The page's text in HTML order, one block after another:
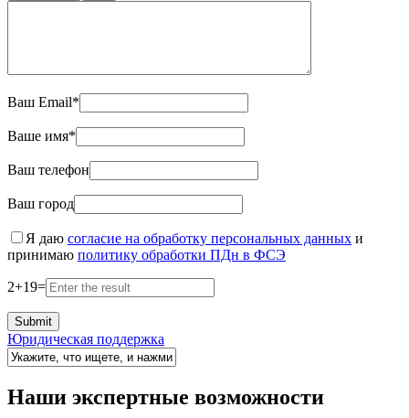
Ваш Email*
Ваше имя*
Ваш телефон
Ваш город
Я даю согласие на обработку персональных данных и
принимаю политику обработки ПДн в ФСЭ
2+19=
Юридическая поддержка
Наши экспертные возможности